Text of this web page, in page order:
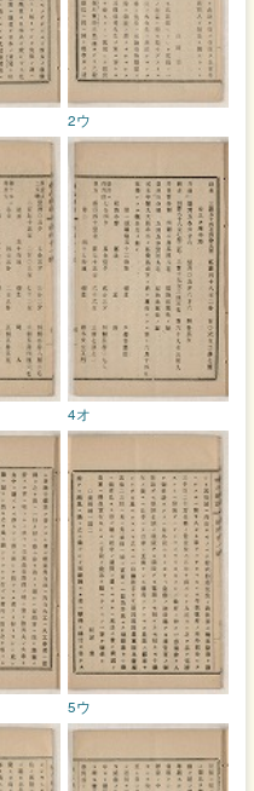
2ウ
4オ
5ウ